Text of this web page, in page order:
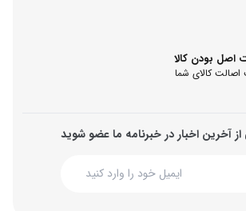
اصل بودن کالا
کالای شما
آخرین اخبار در خبرنامه ما عضو شوید